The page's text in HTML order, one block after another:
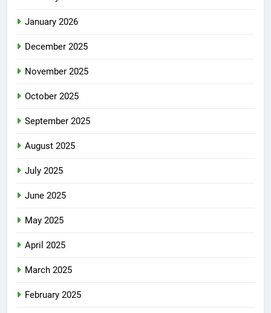
January 2026
December 2025
November 2025
October 2025
September 2025
August 2025
July 2025
June 2025
May 2025
April 2025
March 2025
February 2025